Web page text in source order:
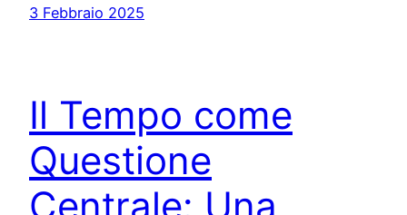
3 Febbraio 2025
Il Tempo come
Questione
Centrale: Una